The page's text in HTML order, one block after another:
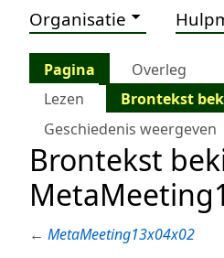
Organisatie
Pagina Overleg
Lezen
Brontekst
Geschiedenis weergeven
Brontekst
← MetaMeeting13x04x02